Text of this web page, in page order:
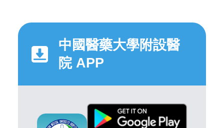
中國醫藥大學附設醫
院 APP